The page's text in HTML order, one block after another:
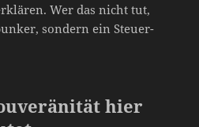
Wer das nicht tut,
sondern ein Steuer-
hier